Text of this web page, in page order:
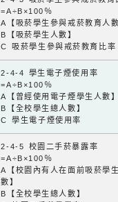
=A÷B×100％
A【吸菸學生參與戒菸教育人
B【吸菸學生人數】
C 吸菸學生參與戒菸教育比率
2-4-4 學生電子煙使用率
=A÷B×100％
A【曾經使用電子煙學生人數
B【全校學生總人數】
C 學生電子煙使用率
2-4-5 校園二手菸暴露率
=A÷B×100％
A【校園內有人在面前吸菸學
數】
B【全校學生總人數】